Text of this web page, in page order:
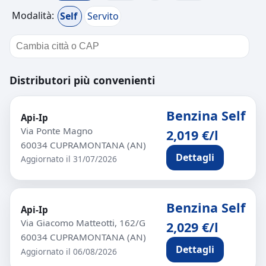
Modalità: Self Servito
Distributori più convenienti
Api-Ip
Via Ponte Magno
60034 CUPRAMONTANA (AN)
Aggiornato il 31/07/2026
Benzina Self
2,019 €/l
Dettagli
Api-Ip
Via Giacomo Matteotti, 162/G
60034 CUPRAMONTANA (AN)
Aggiornato il 06/08/2026
Benzina Self
2,029 €/l
Dettagli